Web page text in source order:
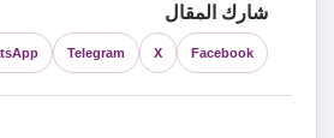
شارك المقال
Facebook
X
Telegram